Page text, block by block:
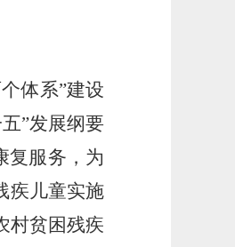
体系”建设
”发展纲要
复服务，为
疾儿童实施
村贫困残疾